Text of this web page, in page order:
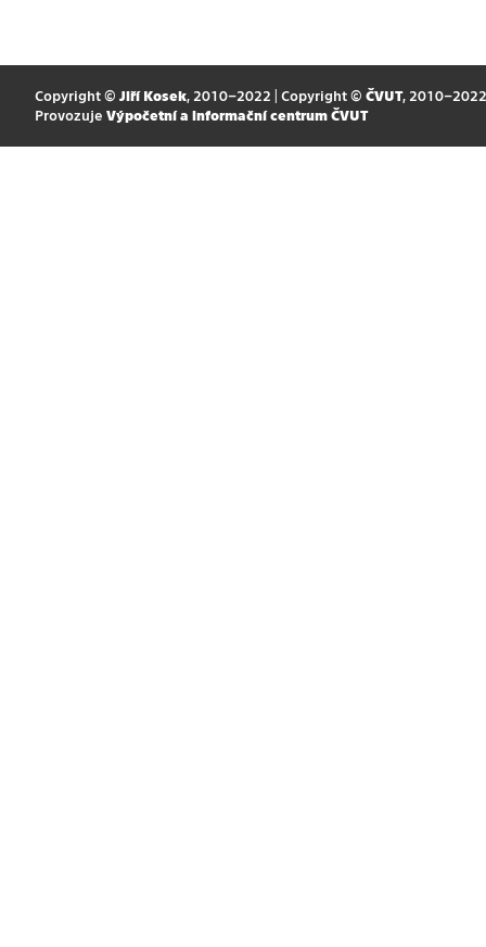
Copyright © Jiří Kosek, 2010–2022 | Copyright © ČVUT, 2010–2022
Provozuje Výpočetní a informační centrum ČVUT